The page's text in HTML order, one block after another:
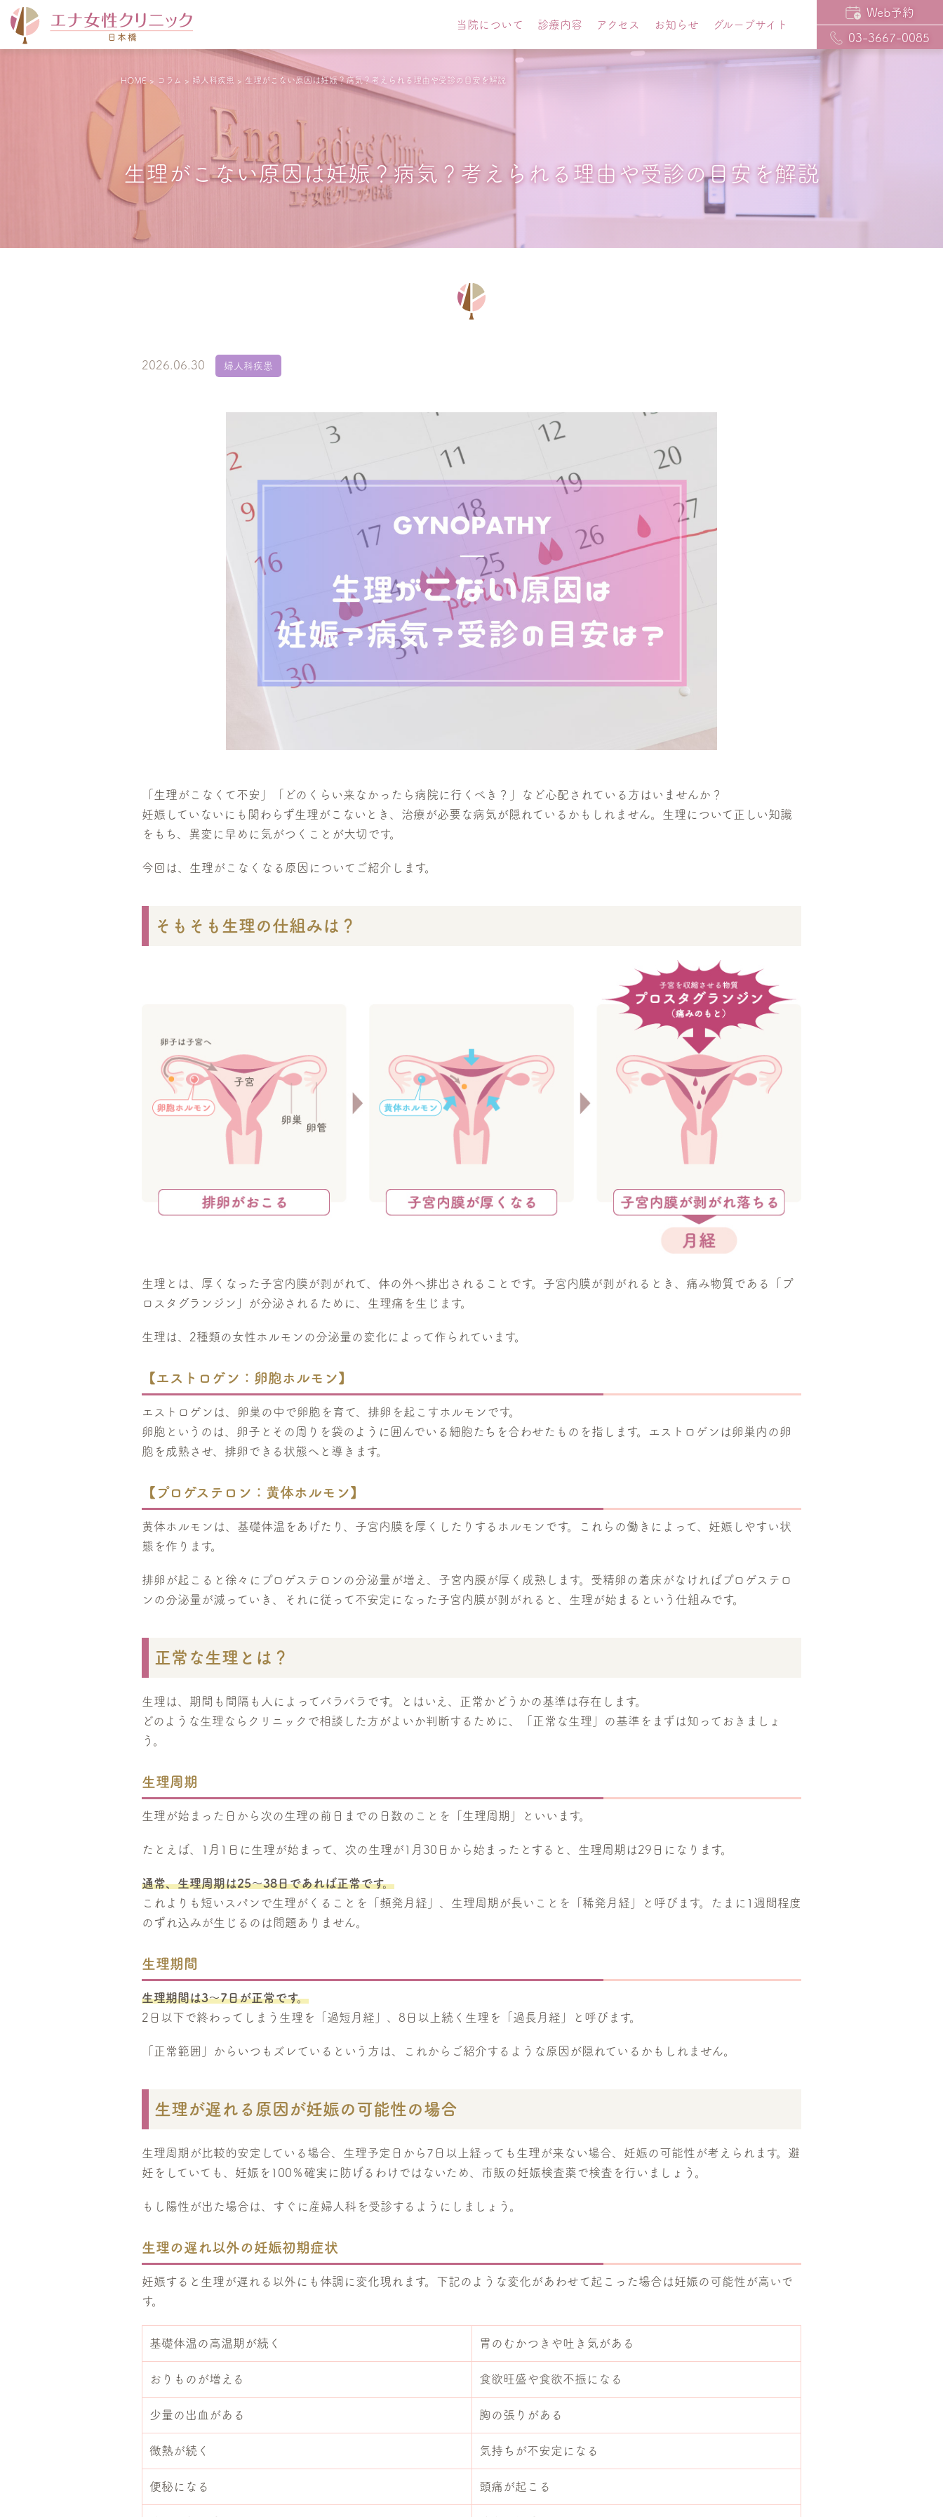
当院について 診療内容 アクセス お知らせ グループサイト
Web予約
03-3667-0085
HOME > コラム > 婦人科疾患 > 生理がこない原因は妊娠？病気？考えられる理由や受診の目安を解説
生理がこない原因は妊娠？病気？考えられる理由や受診の目安を解説
2026.06.30 婦人科疾患
「生理がこなくて不安」「どのくらい来なかったら病院に行くべき？」など心配されている方はいませんか？
妊娠していないにも関わらず生理がこないとき、治療が必要な病気が隠れているかもしれません。生理について正しい知識
をもち、異変に早めに気がつくことが大切です。
今回は、生理がこなくなる原因についてご紹介します。
そもそも生理の仕組みは？
生理とは、厚くなった子宮内膜が剥がれて、体の外へ排出されることです。子宮内膜が剥がれるとき、痛み物質である「プ
ロスタグランジン」が分泌されるために、生理痛を生じます。
生理は、2種類の女性ホルモンの分泌量の変化によって作られています。
【エストロゲン：卵胞ホルモン】
エストロゲンは、卵巣の中で卵胞を育て、排卵を起こすホルモンです。
卵胞というのは、卵子とその周りを袋のように囲んでいる細胞たちを合わせたものを指します。エストロゲンは卵巣内の卵
胞を成熟させ、排卵できる状態へと導きます。
【プロゲステロン：黄体ホルモン】
黄体ホルモンは、基礎体温をあげたり、子宮内膜を厚くしたりするホルモンです。これらの働きによって、妊娠しやすい状
態を作ります。
排卵が起こると徐々にプロゲステロンの分泌量が増え、子宮内膜が厚く成熟します。受精卵の着床がなければプロゲステロ
ンの分泌量が減っていき、それに従って不安定になった子宮内膜が剥がれると、生理が始まるという仕組みです。
正常な生理とは？
生理は、期間も間隔も人によってバラバラです。とはいえ、正常かどうかの基準は存在します。
どのような生理ならクリニックで相談した方がよいか判断するために、「正常な生理」の基準をまずは知っておきましょ
う。
生理周期
生理が始まった日から次の生理の前日までの日数のことを「生理周期」といいます。
たとえば、1月1日に生理が始まって、次の生理が1月30日から始まったとすると、生理周期は29日になります。
通常、生理周期は25〜38日であれば正常です。
これよりも短いスパンで生理がくることを「頻発月経」、生理周期が長いことを「稀発月経」と呼びます。たまに1週間程度
のずれ込みが生じるのは問題ありません。
生理期間
生理期間は3〜7日が正常です。
2日以下で終わってしまう生理を「過短月経」、8日以上続く生理を「過長月経」と呼びます。
「正常範囲」からいつもズレているという方は、これからご紹介するような原因が隠れているかもしれません。
生理が遅れる原因が妊娠の可能性の場合
生理周期が比較的安定している場合、生理予定日から7日以上経っても生理が来ない場合、妊娠の可能性が考えられます。避
妊をしていても、妊娠を100％確実に防げるわけではないため、市販の妊娠検査薬で検査を行いましょう。
もし陽性が出た場合は、すぐに産婦人科を受診するようにしましょう。
生理の遅れ以外の妊娠初期症状
妊娠すると生理が遅れる以外にも体調に変化現れます。下記のような変化があわせて起こった場合は妊娠の可能性が高いで
す。
基礎体温の高温期が続く 胃のむかつきや吐き気がある
おりものが増える 食欲旺盛や食欲不振になる
少量の出血がある 胸の張りがある
微熱が続く 気持ちが不安定になる
便秘になる 頭痛が起こる